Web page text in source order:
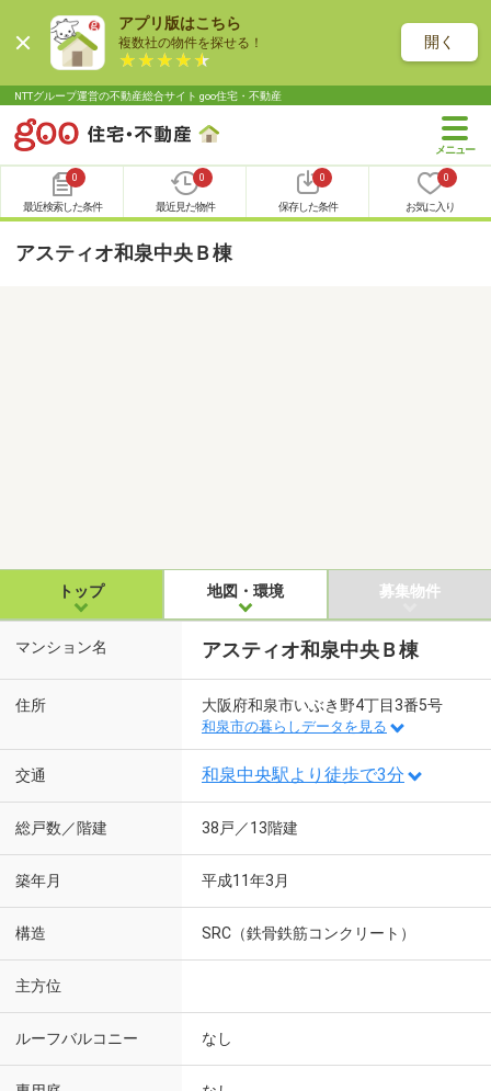
アプリ版はこちら
複数社の物件を探せる！ 開く
NTTグループ運営の不動産総合サイト goo住宅・不動産
0
最近検索した条件
0
最近見た物件
0
保存した条件
0
お気に入り
アスティオ和泉中央Ｂ棟
トップ 地図・環境 募集物件
マンション名 アスティオ和泉中央Ｂ棟
住所 大阪府和泉市いぶき野4丁目3番5号
和泉市の暮らしデータを見る
交通 和泉中央駅より徒歩で3分
総戸数／階建 38戸／13階建
築年月 平成11年3月
構造 SRC（鉄骨鉄筋コンクリート）
主方位
ルーフバルコニー なし